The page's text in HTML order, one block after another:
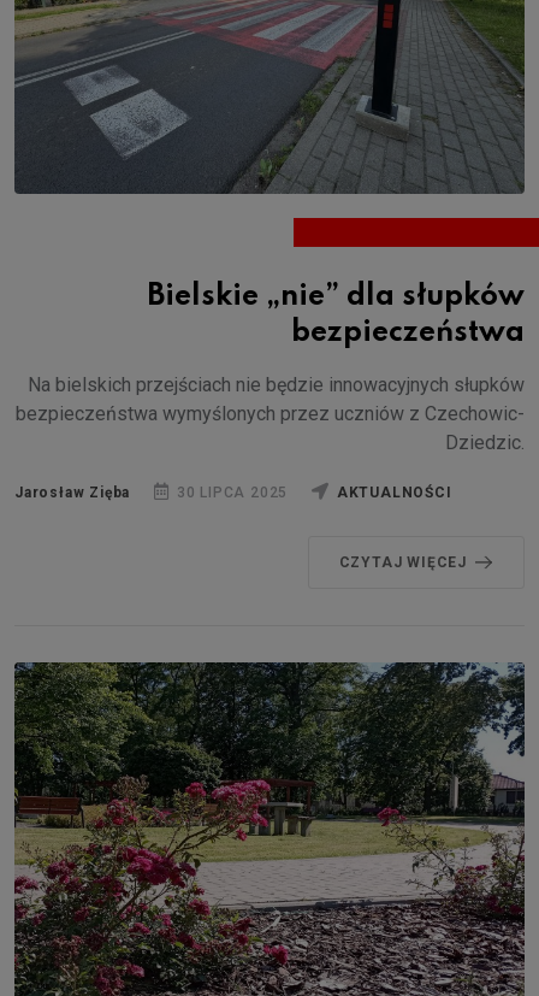
Bielskie „nie” dla słupków
bezpieczeństwa
Na bielskich przejściach nie będzie innowacyjnych słupków
bezpieczeństwa wymyślonych przez uczniów z Czechowic-
Dziedzic.
Jarosław Zięba 30 LIPCA 2025 AKTUALNOŚCI
CZYTAJ WIĘCEJ